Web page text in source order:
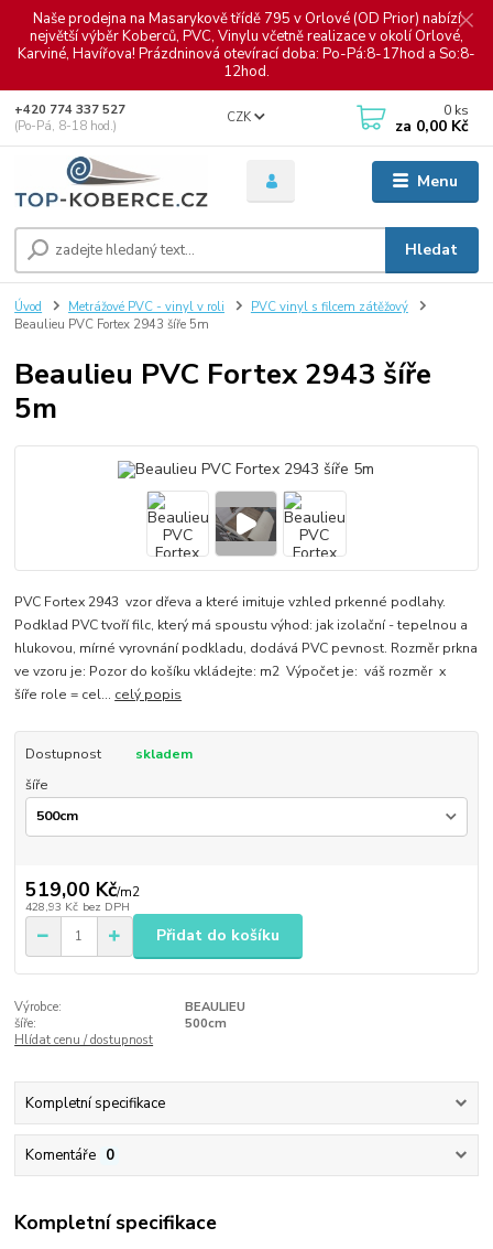
Naše prodejna na Masarykově třídě 795 v Orlové (OD Prior) nabízí
největší výběr Koberců, PVC, Vinylu včetně realizace v okolí Orlové,
Karviné, Havířova! Prázdninová otevírací doba: Po-Pá:8-17hod a So:8-
12hod.
Menu
CZK
Hledat
+420 774 337 527
(Po-Pá, 8-18 hod.)
0 ks
za 0,00 Kč
Úvod Metrážové PVC - vinyl v roli
PVC vinyl s filcem zátěžový
Beaulieu PVC Fortex 2943 šíře 5m
Beaulieu PVC Fortex 2943 šíře
5m
PVC Fortex 2943 vzor dřeva a které imituje vzhled prkenné podlahy.
Podklad PVC tvoří filc, který má spoustu výhod: jak izolační - tepelnou a
hlukovou, mírné vyrovnání podkladu, dodává PVC pevnost. Rozměr prkna
ve vzoru je: Pozor do košíku vkládejte: m2 Výpočet je: váš rozměr x
šíře role = cel... celý popis
Dostupnost
skladem
šíře
519,00 Kč/m2
428,93 Kč bez DPH
Přidat do košíku
Výrobce:
BEAULIEU
šíře:
500cm
Hlídat cenu / dostupnost
Kompletní specifikace
Komentáře 0
Kompletní specifikace